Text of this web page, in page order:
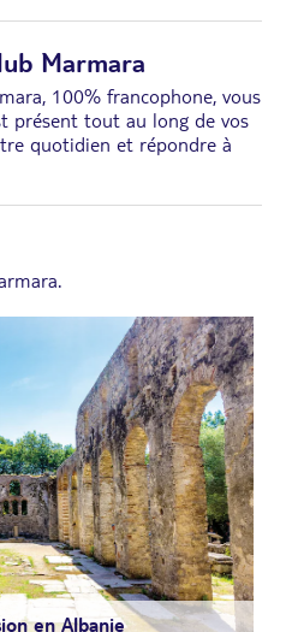
Marmara
100% francophone, vous
présent tout au long de vos
quotidien et répondre à
en Albanie
et la ville de Corfou
en 4x4
à Sivota
du nord
de Antipaxos et Paxos
grecque
en Catamaran